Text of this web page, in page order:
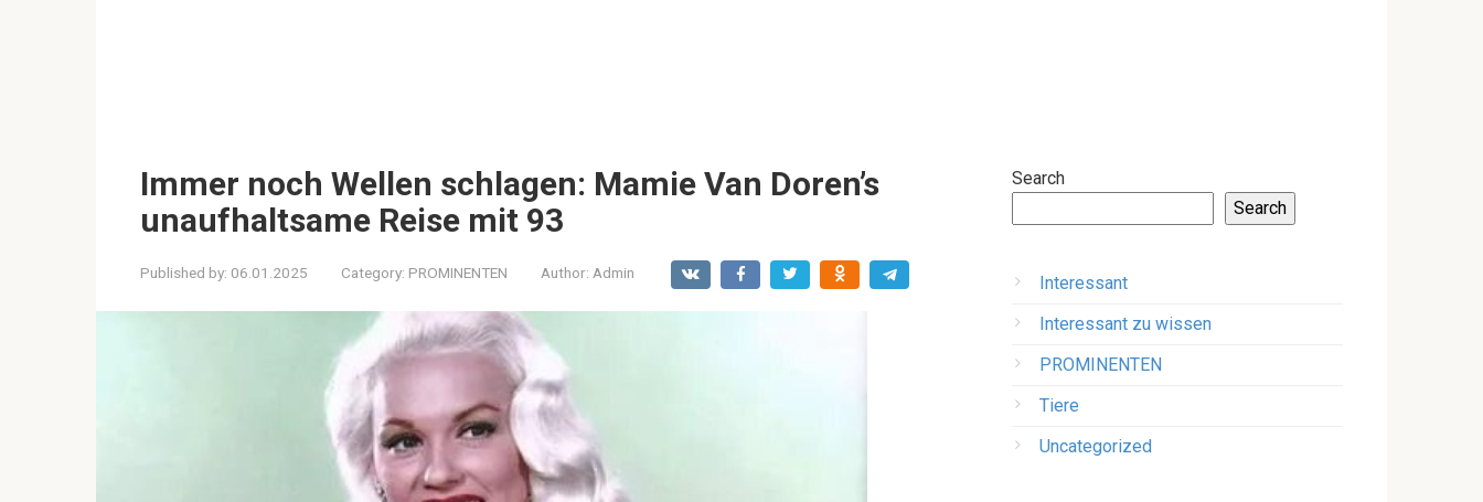
Immer noch Wellen schlagen: Mamie Van Doren’s
unaufhaltsame Reise mit 93
Published by: 06.01.2025 Category: PROMINENTEN Author: Admin
Search
Search
Interessant
Interessant zu wissen
PROMINENTEN
Tiere
Uncategorized